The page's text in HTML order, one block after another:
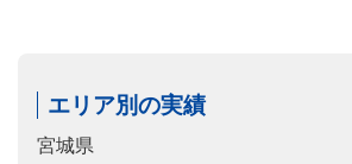
エリア別の実績
宮城県